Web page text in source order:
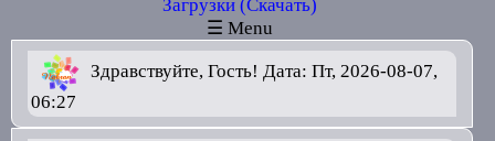
Загрузки (Скачать)
☰ Menu
Здравствуйте, Гость! Дата: Пт, 2026-08-07,
06:27